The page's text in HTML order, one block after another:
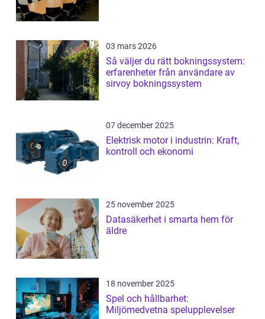
03 mars 2026
Så väljer du rätt bokningssystem:
erfarenheter från användare av
sirvoy bokningssystem
07 december 2025
Elektrisk motor i industrin: Kraft,
kontroll och ekonomi
25 november 2025
Datasäkerhet i smarta hem för
äldre
18 november 2025
Spel och hållbarhet:
Miljömedvetna spelupplevelser